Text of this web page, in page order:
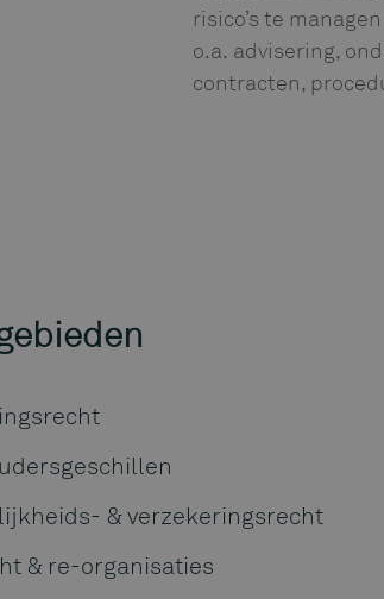
risico’s te
o.a. advisering,
contracten,
& verzekeringsrecht
& re-organisaties